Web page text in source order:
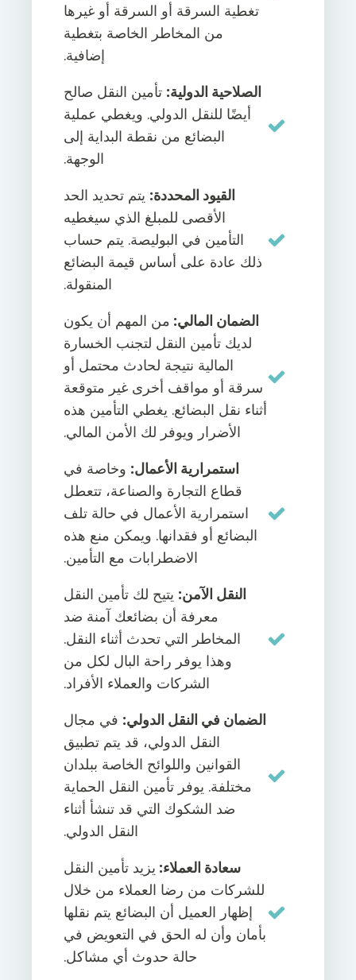
تغطية السرقة أو السرقة أو غيرها
من المخاطر الخاصة بتغطية
إضافية.
الصلاحية الدولية: تأمين النقل صالح
أيضًا للنقل الدولي. ويغطي عملية
البضائع من نقطة البداية إلى
الوجهة.
القيود المحددة: يتم تحديد الحد
الأقصى للمبلغ الذي سيغطيه
التأمين في البوليصة. يتم حساب
ذلك عادة على أساس قيمة البضائع
المنقولة.
الضمان المالي: من المهم أن يكون
لديك تأمين النقل لتجنب الخسارة
المالية نتيجة لحادث محتمل أو
سرقة أو مواقف أخرى غير متوقعة
أثناء نقل البضائع. يغطي التأمين هذه
الأضرار ويوفر لك الأمن المالي.
استمرارية الأعمال: وخاصة في
قطاع التجارة والصناعة، تتعطل
استمرارية الأعمال في حالة تلف
البضائع أو فقدانها. ويمكن منع هذه
الاضطرابات مع التأمين.
النقل الآمن: يتيح لك تأمين النقل
معرفة أن بضائعك آمنة ضد
المخاطر التي تحدث أثناء النقل.
وهذا يوفر راحة البال لكل من
الشركات والعملاء الأفراد.
الضمان في النقل الدولي: في مجال
النقل الدولي، قد يتم تطبيق
القوانين واللوائح الخاصة ببلدان
مختلفة. يوفر تأمين النقل الحماية
ضد الشكوك التي قد تنشأ أثناء
النقل الدولي.
سعادة العملاء: يزيد تأمين النقل
للشركات من رضا العملاء من خلال
إظهار العميل أن البضائع يتم نقلها
بأمان وأن له الحق في التعويض في
حالة حدوث أي مشاكل.